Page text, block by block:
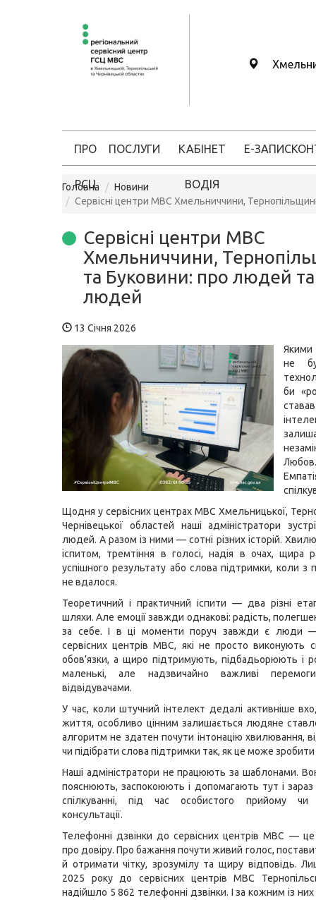
ПРО
РСЦ
ПОСЛУГИ КАБІНЕТ
ВОДІЯ
Е-ЗАПИС
Головна
Новини
Сервісні центри МВС Хмельниччини,
Сервісні центри МВС
Хмельниччини,
та Буковини: про людей
людей
13 Січня 2026
Якими
не
би
Щодня у сервісних центрах МВС Хмельницької,
Чернівецької областей наші адміністратори
людей. А разом із ними — сотні різних історій.
іспитом, тремтіння в голосі, надія в очах, щира
успішного результату або слова підтримки, коли з
не вдалося.
Теоретичний і практичний іспити — два різні
шляхи. Але емоції завжди однакові: радість,
за себе. І в ці моменти поруч завжди є люди —
сервісних центрів МВС, які не просто виконують
обов’язки, а щиро підтримують, підбадьорюють і
маленькі, але надзвичайно важливі
відвідувачами.
У час, коли штучний інтелект дедалі активніше
життя, особливо цінним залишається людяне
алгоритм не здатен почути інтонацію хвилювання,
чи підібрати слова підтримки так, як це може
Наші адміністратори не працюють за шаблонами.
пояснюють, заспокоюють і допомагають тут і
спілкуванні, під час особистого прийому чи
консультації.
Телефонні дзвінки до сервісних центрів МВС —
про довіру. Про бажання почути живий голос,
й отримати чітку, зрозумілу та щиру відповідь.
2025 року до сервісних центрів МВС
надійшло 5 862 телефонні дзвінки. І за кожним із